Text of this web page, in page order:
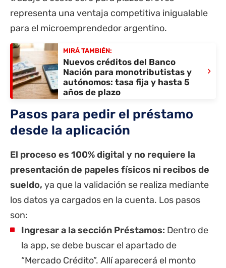
representa una ventaja competitiva inigualable
para el microemprendedor argentino.
MIRÁ TAMBIÉN:
Nuevos créditos del Banco
Nación para monotributistas y
autónomos: tasa fija y hasta 5
años de plazo
›
Pasos para pedir el préstamo
desde la aplicación
El proceso es 100% digital y no requiere la
presentación de papeles físicos ni recibos de
sueldo, ya que la validación se realiza mediante
los datos ya cargados en la cuenta. Los pasos
son:
Ingresar a la sección Préstamos: Dentro de
la app, se debe buscar el apartado de
“Mercado Crédito”. Allí aparecerá el monto